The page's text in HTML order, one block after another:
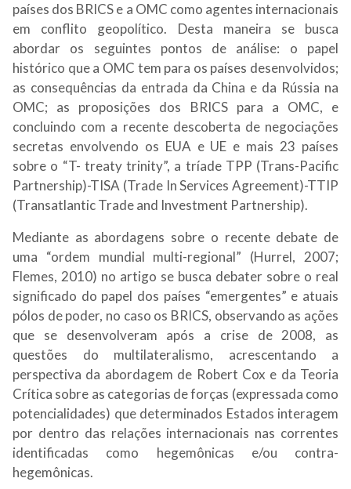
países dos BRICS e a OMC como agentes internacionais
em conflito geopolítico. Desta maneira se busca
abordar os seguintes pontos de análise: o papel
histórico que a OMC tem para os países desenvolvidos;
as consequências da entrada da China e da Rússia na
OMC; as proposições dos BRICS para a OMC, e
concluindo com a recente descoberta de negociações
secretas envolvendo os EUA e UE e mais 23 países
sobre o “T- treaty trinity”, a tríade TPP (Trans-Pacific
Partnership)-TISA (Trade In Services Agreement)-TTIP
(Transatlantic Trade and Investment Partnership).
Mediante as abordagens sobre o recente debate de
uma “ordem mundial multi-regional” (Hurrel, 2007;
Flemes, 2010) no artigo se busca debater sobre o real
significado do papel dos países “emergentes” e atuais
pólos de poder, no caso os BRICS, observando as ações
que se desenvolveram após a crise de 2008, as
questões do multilateralismo, acrescentando a
perspectiva da abordagem de Robert Cox e da Teoria
Crítica sobre as categorias de forças (expressada como
potencialidades) que determinados Estados interagem
por dentro das relações internacionais nas correntes
identificadas como hegemônicas e/ou contra-
hegemônicas.